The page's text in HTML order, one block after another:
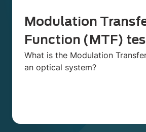
Modulation
Function (MTF)
What is the Modulation
an optical system?